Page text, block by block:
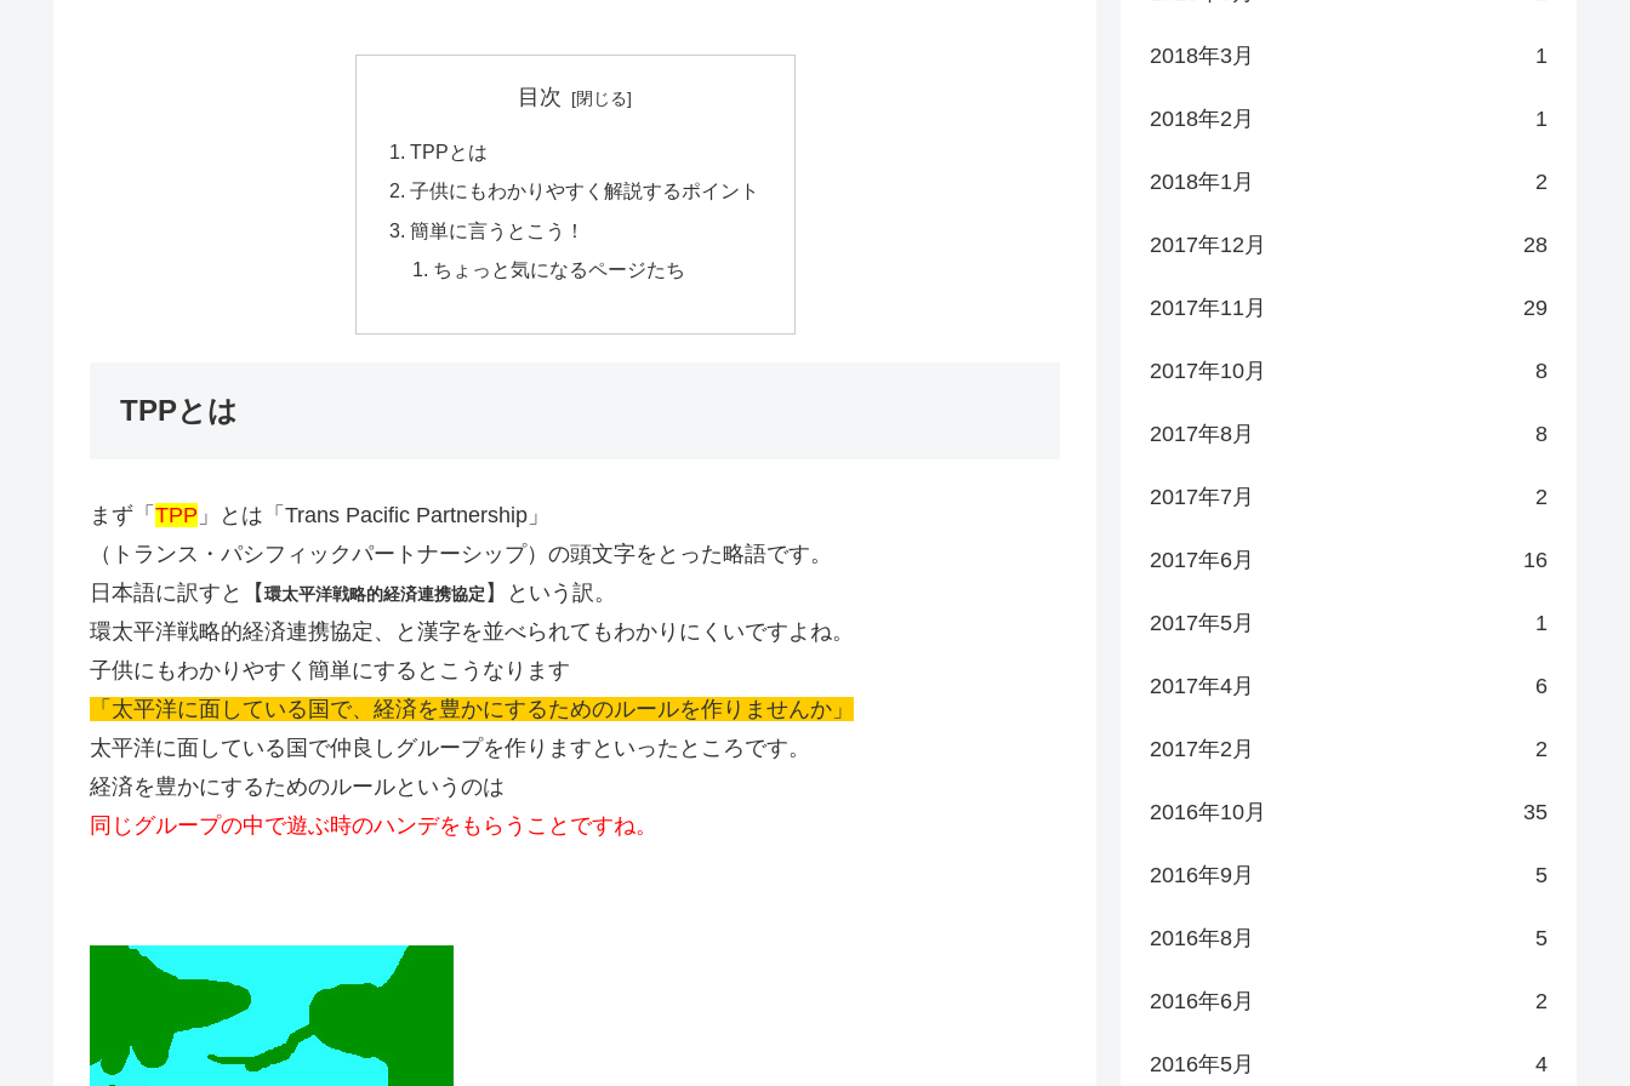
目次
TPPとは
子供にもわかりやすく解説するポイント
簡単に言うとこう！
ちょっと気になるページたち
TPPとは
まず「 TPP 」とは「Trans Pacific Partnership」
（トランス・パシフィックパートナーシップ）の頭文字をとった略語です。
日本語に訳すと【環太平洋戦略的経済連携協定 】という訳。
環太平洋戦略的経済連携協定、と漢字を並べられてもわかりにくいですよね。
子供にもわかりやすく簡単にするとこうなります
「太平洋に面している国で、経済を豊かにするためのルールを作りませんか」
太平洋に面している国で仲良しグループを作りますといったところです。
経済を豊かにするためのルールというのは
同じグループの中で遊ぶ時のハンデをもらうことですね。
2018年3月 1
2018年2月 1
2018年1月 2
2017年12月 28
2017年11月 29
2017年10月 8
2017年8月 8
2017年7月 2
2017年6月 16
2017年5月 1
2017年4月 6
2017年2月 2
2016年10月 35
2016年9月 5
2016年8月 5
2016年6月 2
2016年5月 4